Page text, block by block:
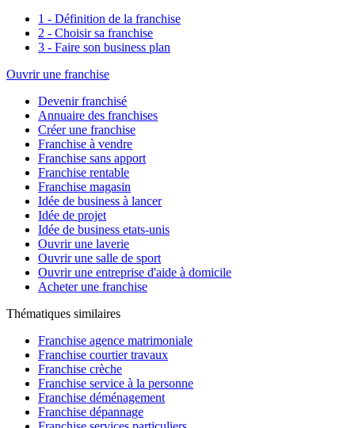
1 - Définition de la franchise
2 - Choisir sa franchise
3 - Faire son business plan
Ouvrir une franchise
Devenir franchisé
Annuaire des franchises
Créer une franchise
Franchise à vendre
Franchise sans apport
Franchise rentable
Franchise magasin
Idée de business à lancer
Idée de projet
Idée de business etats-unis
Ouvrir une laverie
Ouvrir une salle de sport
Ouvrir une entreprise d'aide à domicile
Acheter une franchise
Thématiques similaires
Franchise agence matrimoniale
Franchise courtier travaux
Franchise crèche
Franchise service à la personne
Franchise déménagement
Franchise dépannage